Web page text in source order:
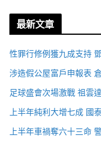
最新文章
性罪行修例獲九成支持
涉造假公屋富戶申報表
足球盛會次場激戰 祖雲
上半年純利大增七成 國
上半年車禍奪六十三命